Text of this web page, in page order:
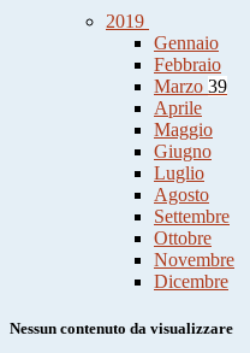
2019
Gennaio
Febbraio
Marzo 39
Aprile
Maggio
Giugno
Luglio
Agosto
Settembre
Ottobre
Novembre
Dicembre
Nessun contenuto da visualizzare